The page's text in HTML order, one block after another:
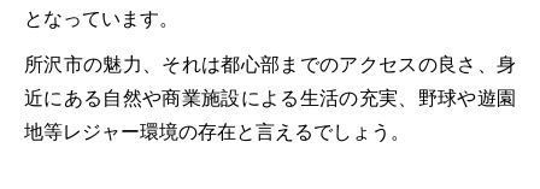
となっています。
所沢市の魅力、それは都心部までのアクセスの良さ、身
近にある自然や商業施設による生活の充実、野球や遊園
地等レジャー環境の存在と言えるでしょう。